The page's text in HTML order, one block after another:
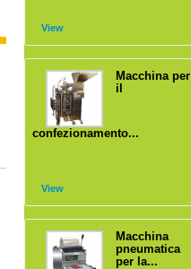
View
Macchina per
il
confezionamento...
View
Macchina
pneumatica
per la...